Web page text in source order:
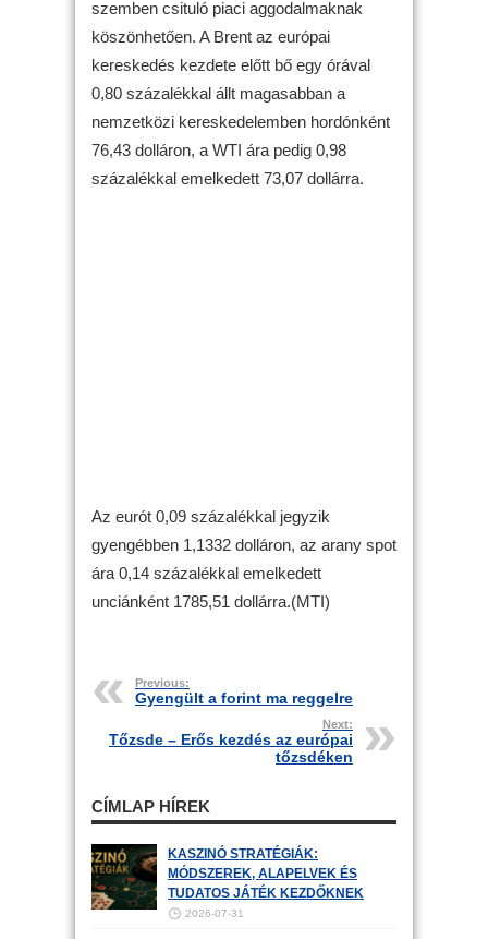
szemben csituló piaci aggodalmaknak
köszönhetően. A Brent az európai
kereskedés kezdete előtt bő egy órával
0,80 százalékkal állt magasabban a
nemzetközi kereskedelemben hordónként
76,43 dolláron, a WTI ára pedig 0,98
százalékkal emelkedett 73,07 dollárra.
Az eurót 0,09 százalékkal jegyzik
gyengébben 1,1332 dolláron, az arany spot
ára 0,14 százalékkal emelkedett
unciánként 1785,51 dollárra.(MTI)
Previous:
Gyengült a forint ma reggelre
Next:
Tőzsde – Erős kezdés az európai
tőzsdéken
CÍMLAP HÍREK
KASZINÓ STRATÉGIÁK:
MÓDSZEREK, ALAPELVEK ÉS
TUDATOS JÁTÉK KEZDŐKNEK
2026-07-31